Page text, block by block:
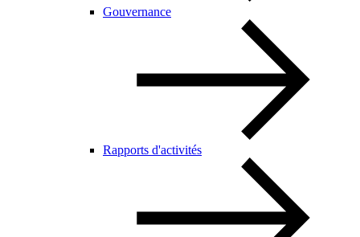
Gouvernance
Rapports d'activités